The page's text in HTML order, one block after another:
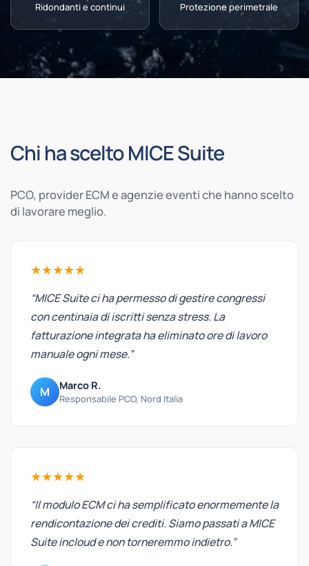
Ridondanti e continui Protezione perimetrale
Chi ha scelto MICE Suite
PCO, provider ECM e agenzie eventi che hanno scelto
di lavorare meglio.
★★★★★
“MICE Suite ci ha permesso di gestire congressi
con centinaia di iscritti senza stress. La
fatturazione integrata ha eliminato ore di lavoro
manuale ogni mese.”
M Marco R.
Responsabile PCO, Nord Italia
★★★★★
“Il modulo ECM ci ha semplificato enormemente la
rendicontazione dei crediti. Siamo passati a MICE
Suite incloud e non torneremmo indietro.”